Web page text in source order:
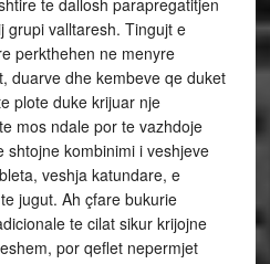
grupi valltaresh. Tingujt e
perkthehen ne menyre
duarve dhe kembeve qe duket
plote duke krijuar nje
mos ndale por te vazhdoje
shtojne kombinimi i veshjeve
veshja katundare, e
jugut. Ah çfare bukurie
te cilat sikur krijojne
por qeflet nepermjet